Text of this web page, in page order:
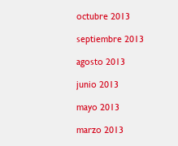
octubre 2013
septiembre 2013
agosto 2013
junio 2013
mayo 2013
marzo 2013